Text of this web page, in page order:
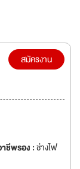
สมัครงาน
ชีพรอง :ช่างไฟ